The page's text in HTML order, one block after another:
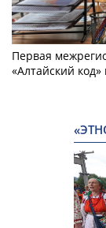
Первая
«Алтайский